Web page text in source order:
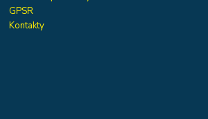
GPSR
Kontakty